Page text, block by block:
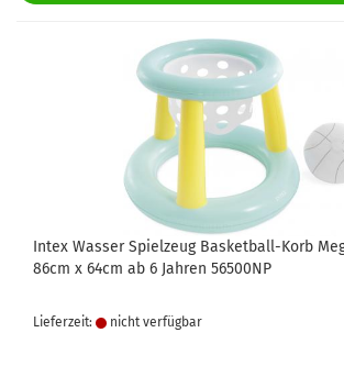
Intex Wasser Spielzeug Basketball-Korb
86cm x 64cm ab 6 Jahren 56500NP
Lieferzeit: nicht verfügbar